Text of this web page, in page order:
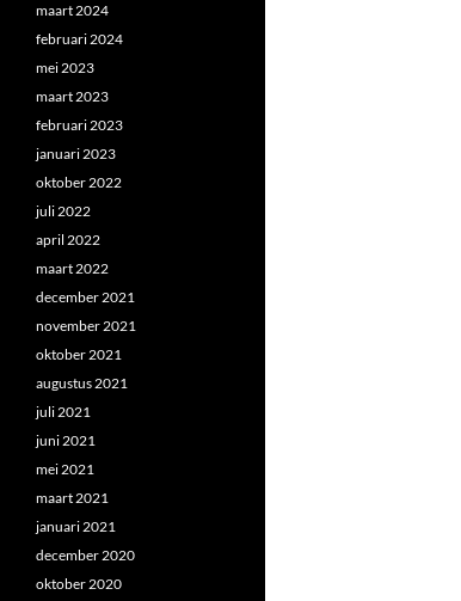
maart 2024
februari 2024
mei 2023
maart 2023
februari 2023
januari 2023
oktober 2022
juli 2022
april 2022
maart 2022
december 2021
november 2021
oktober 2021
augustus 2021
juli 2021
juni 2021
mei 2021
maart 2021
januari 2021
december 2020
oktober 2020